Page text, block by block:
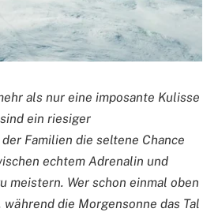
als nur eine imposante Kulisse
ein riesiger
Familien die seltene Chance
echtem Adrenalin und
meistern. Wer schon einmal oben
die Morgensonne das Tal